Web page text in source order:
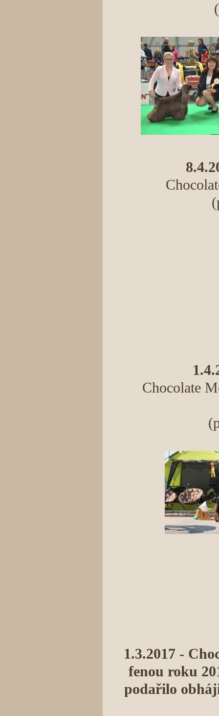
Chocolate
1.3.2017 -
fenou roku
podařilo